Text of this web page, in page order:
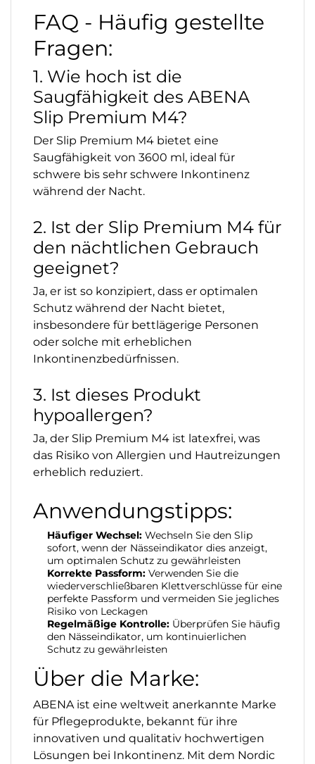
FAQ - Häufig gestellte
Fragen:
1. Wie hoch ist die
Saugfähigkeit des ABENA
Slip Premium M4?
Der Slip Premium M4 bietet eine
Saugfähigkeit von 3600 ml, ideal für
schwere bis sehr schwere Inkontinenz
während der Nacht.
2. Ist der Slip Premium M4 für
den nächtlichen Gebrauch
geeignet?
Ja, er ist so konzipiert, dass er optimalen
Schutz während der Nacht bietet,
insbesondere für bettlägerige Personen
oder solche mit erheblichen
Inkontinenzbedürfnissen.
3. Ist dieses Produkt
hypoallergen?
Ja, der Slip Premium M4 ist latexfrei, was
das Risiko von Allergien und Hautreizungen
erheblich reduziert.
Anwendungstipps:
Häufiger Wechsel: Wechseln Sie den Slip
sofort, wenn der Nässeindikator dies anzeigt,
um optimalen Schutz zu gewährleisten
Korrekte Passform: Verwenden Sie die
wiederverschließbaren Klettverschlüsse für eine
perfekte Passform und vermeiden Sie jegliches
Risiko von Leckagen
Regelmäßige Kontrolle: Überprüfen Sie häufig
den Nässeindikator, um kontinuierlichen
Schutz zu gewährleisten
Über die Marke:
ABENA ist eine weltweit anerkannte Marke
für Pflegeprodukte, bekannt für ihre
innovativen und qualitativ hochwertigen
Lösungen bei Inkontinenz. Mit dem Nordic